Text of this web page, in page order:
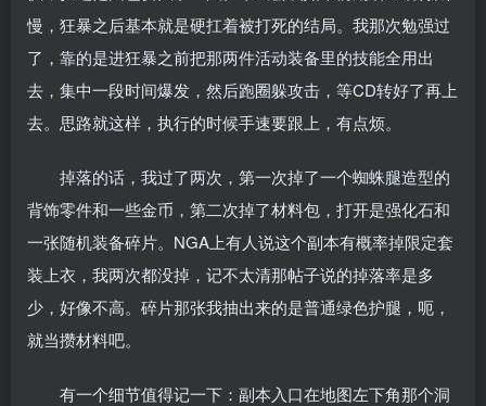
慢，狂暴之后基本就是硬扛着被打死的结局。我那次勉强过
了，靠的是进狂暴之前把那两件活动装备里的技能全用出
去，集中一段时间爆发，然后跑圈躲攻击，等CD转好了再上
去。思路就这样，执行的时候手速要跟上，有点烦。
掉落的话，我过了两次，第一次掉了一个蜘蛛腿造型的
背饰零件和一些金币，第二次掉了材料包，打开是强化石和
一张随机装备碎片。NGA上有人说这个副本有概率掉限定套
装上衣，我两次都没掉，记不太清那帖子说的掉落率是多
少，好像不高。碎片那张我抽出来的是普通绿色护腿，呃，
就当攒材料吧。
有一个细节值得记一下：副本入口在地图左下角那个洞